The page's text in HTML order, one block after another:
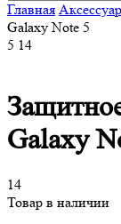
Главная
Galaxy Note 5
5 14
Galaxy
14
Товар в наличии